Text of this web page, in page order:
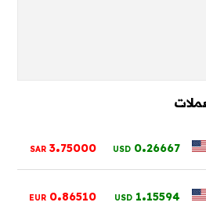
0.26667
USD
3.75000
SAR
1.15594
USD
0.86510
EUR